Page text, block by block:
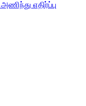
எதிர்ப்பு